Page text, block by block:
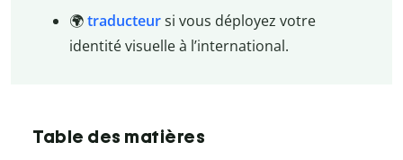
🌍traducteursi vous déployez votre
identité visuelle à l’international.
Table des matières